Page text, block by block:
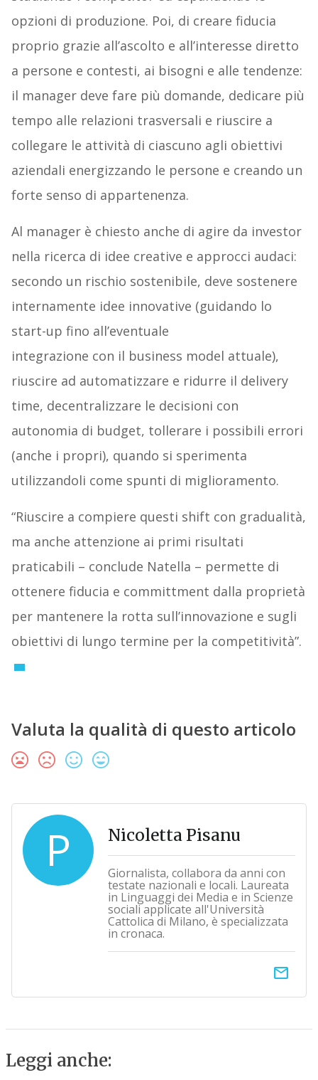
opzioni di produzione. Poi, di creare fiducia
proprio grazie all’ascolto e all’interesse diretto
a persone e contesti, ai bisogni e alle tendenze:
il manager deve fare più domande, dedicare più
tempo alle relazioni trasversali e riuscire a
collegare le attività di ciascuno agli obiettivi
aziendali energizzando le persone e creando un
forte senso di appartenenza.
Al manager è chiesto anche di agire da investor
nella ricerca di idee creative e approcci audaci:
secondo un rischio sostenibile, deve sostenere
internamente idee innovative (guidando lo
start-up fino all’eventuale
integrazione con il business model attuale),
riuscire ad automatizzare e ridurre il delivery
time, decentralizzare le decisioni con
autonomia di budget, tollerare i possibili errori
(anche i propri), quando si sperimenta
utilizzandoli come spunti di miglioramento.
“Riuscire a compiere questi shift con gradualità,
ma anche attenzione ai primi risultati
praticabili – conclude Natella – permette di
ottenere fiducia e committment dalla proprietà
per mantenere la rotta sull’innovazione e sugli
obiettivi di lungo termine per la competitività”.
Valuta la qualità di questo articolo
P Nicoletta Pisanu
Giornalista, collabora da anni con
testate nazionali e locali. Laureata
in Linguaggi dei Media e in Scienze
sociali applicate all'Università
Cattolica di Milano, è specializzata
in cronaca.
email
Leggi anche: